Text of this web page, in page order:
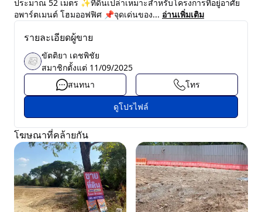
ประมาณ 52 เมตร ✨ที่ดินเปล่าเหมาะสำหรับโครงการที่อยู่อาศัย
อพาร์ตเมนต์ โฮมออฟฟิศ 📌จุดเด่นของ... อ่านเพิ่มเติม
รายละเอียดผู้ขาย
ขัตติยา เดชพิชัย
สมาชิกตั้งแต่ 11/09/2025
สนทนา
โทร
ดูโปรไฟล์
โฆษณาที่คล้ายกัน